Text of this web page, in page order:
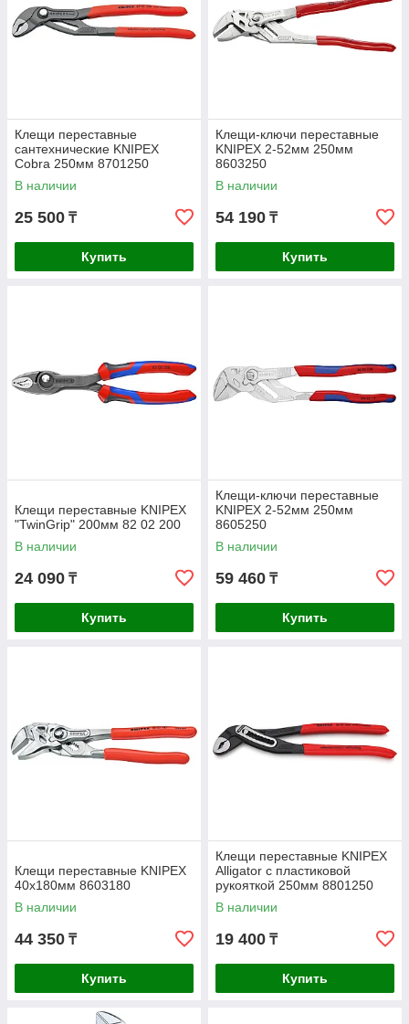
Клещи переставные
сантехнические KNIPEX
Cobra 250мм 8701250
В наличии
25 500 ₸
Купить
Клещи-ключи переставные
KNIPEX 2-52мм 250мм
8603250
В наличии
54 190 ₸
Купить
Клещи переставные KNIPEX
"TwinGrip" 200мм 82 02 200
В наличии
24 090 ₸
Купить
Клещи-ключи переставные
KNIPEX 2-52мм 250мм
8605250
В наличии
59 460 ₸
Купить
Клещи переставные KNIPEX
40х180мм 8603180
В наличии
44 350 ₸
Купить
Клещи переставные KNIPEX
Alligator с пластиковой
рукояткой 250мм 8801250
В наличии
19 400 ₸
Купить